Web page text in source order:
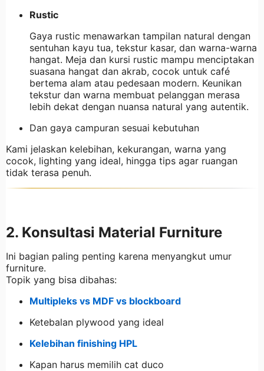
Rustic
Gaya rustic menawarkan tampilan natural dengan
sentuhan kayu tua, tekstur kasar, dan warna-warna
hangat. Meja dan kursi rustic mampu menciptakan
suasana hangat dan akrab, cocok untuk café
bertema alam atau pedesaan modern. Keunikan
tekstur dan warna membuat pelanggan merasa
lebih dekat dengan nuansa natural yang autentik.
Dan gaya campuran sesuai kebutuhan
Kami jelaskan kelebihan, kekurangan, warna yang
cocok, lighting yang ideal, hingga tips agar ruangan
tidak terasa penuh.
2. Konsultasi Material Furniture
Ini bagian paling penting karena menyangkut umur
furniture.
Topik yang bisa dibahas:
Multipleks vs MDF vs blockboard
Ketebalan plywood yang ideal
Kelebihan finishing HPL
Kapan harus memilih cat duco